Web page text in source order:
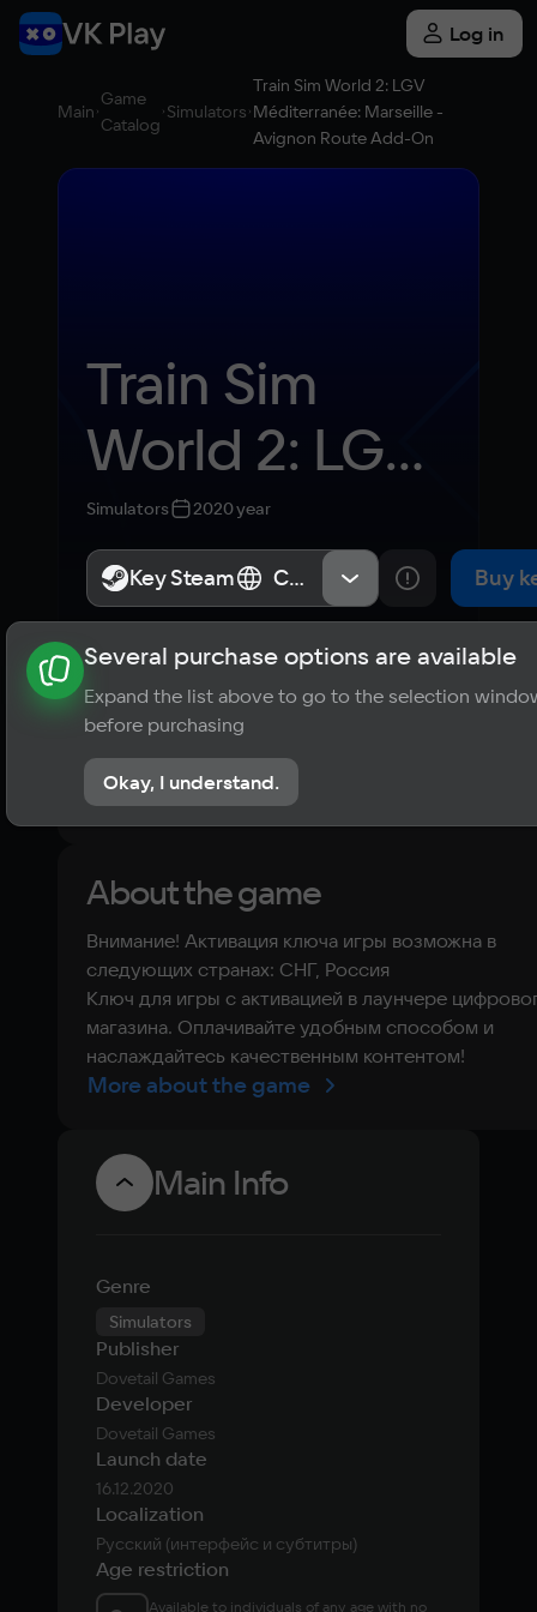
Log in
Main
Game
Catalog
Simulators
Train Sim World 2: LGV
Méditerranée: Marseille -
Avignon Route Add-On
Train Sim
World 2: LGV
Méditerranée:
Marseille -
Avignon
Route Add-
On
Simulators 2020 year
Key Steam СНГ, Россия Buy
About the game News Requirements
? Player ratings
No reviews
About the game
Внимание! Активация ключа игры возможна в
следующих странах: СНГ, Россия
Ключ для игры с активацией в лаунчере
магазина. Оплачивайте удобным способом и
наслаждайтесь качественным контентом!
More about the game
Main Info
Genre
Simulators
Publisher
Dovetail Games
Developer
Dovetail Games
Launch date
16.12.2020
Localization
Русский (интерфейс и субтитры)
Age restriction
Available to individuals of any age with no
Key Steam СНГ, Россия
Several purchase options are available
Expand the list above to go to the selection
before purchasing
Okay, I understand.